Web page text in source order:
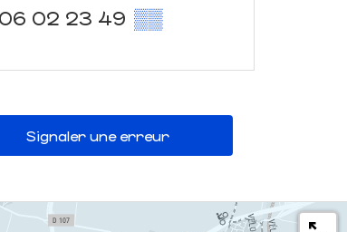
06 02 23 49 ▒▒
Signaler une erreur